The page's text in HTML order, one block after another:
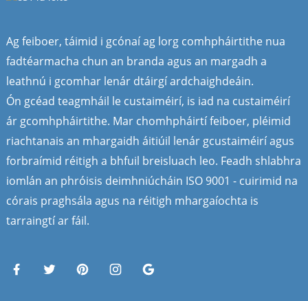
Ag feiboer, táimid i gcónaí ag lorg comhpháirtithe nua
fadtéarmacha chun an branda agus an margadh a
leathnú i gcomhar lenár dtáirgí ardchaighdeáin.
Ón gcéad teagmháil le custaiméirí, is iad na custaiméirí
ár gcomhpháirtithe. Mar chomhpháirtí feiboer, pléimid
riachtanais an mhargaidh áitiúil lenár gcustaiméirí agus
forbraímid réitigh a bhfuil breisluach leo. Feadh shlabhra
iomlán an phróisis deimhniúcháin ISO 9001 - cuirimid na
córais praghsála agus na réitigh mhargaíochta is
tarraingtí ar fáil.